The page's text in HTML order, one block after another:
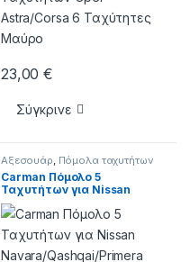
23,00€
Σύγκρινε
Αξεσουάρ, Πόμολα ταχυτήτων
Carman Πόμολο 5
Ταχυτήτων για Nissan
Navara/Qashqai/Primera
Μαύρο